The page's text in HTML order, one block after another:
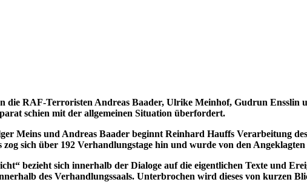
die RAF-Terroristen Andreas Baader, Ulrike Meinhof, Gudrun Ensslin
schien mit der allgemeinen Situation überfordert.
Meins und Andreas Baader beginnt Reinhard Hauffs Verarbeitung des
sich über 192 Verhandlungstage hin und wurde von den
bezieht sich innerhalb der Dialoge auf die eigentlichen Texte und
des Verhandlungssaals. Unterbrochen wird dieses von kurzen